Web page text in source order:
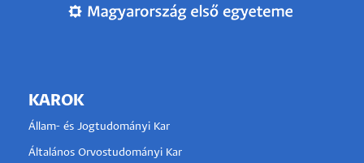
KAROK
Állam- és Jogtudományi Kar
Általános Orvostudományi Kar